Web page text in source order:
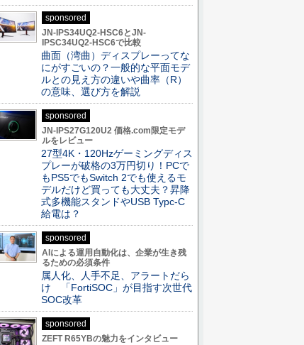
sponsored
JN-IPS34UQ2-HSC6とJN-
IPSC34UQ2-HSC6で比較
曲面（湾曲）ディスプレーってな
にがすごいの？一般的な平面モデ
ルとの見え方の違いや曲率（R）
の意味、選び方を解説
sponsored
JN-IPS27G120U2 価格.com限定モデ
ルをレビュー
27型4K・120Hzゲーミングディス
プレーが破格の3万円切り！PCで
もPS5でもSwitch 2でも使えるモ
デルだけど買っても大丈夫？昇降
式多機能スタンドやUSB Typc-C
給電は？
sponsored
AIによる運用自動化は、企業が生き残
るための必須条件
属人化、人手不足、アラートだら
け 「FortiSOC」が目指す次世代
SOC改革
sponsored
ZEFT R65YBの魅力をインタビュー